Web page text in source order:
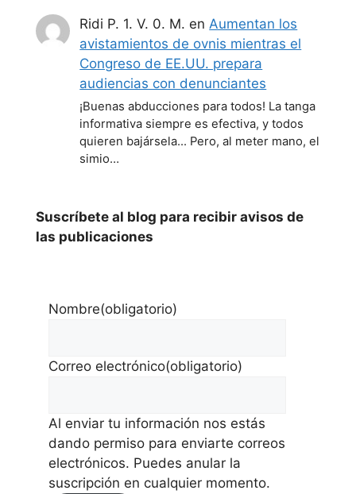
Ridi P. 1. V. 0. M. en Aumentan los
avistamientos de ovnis mientras el
Congreso de EE.UU. prepara
audiencias con denunciantes
¡Buenas abducciones para todos! La tanga
informativa siempre es efectiva, y todos
quieren bajársela... Pero, al meter mano, el
simio…
Suscríbete al blog para recibir avisos de
las publicaciones
Nombre(obligatorio)
Correo electrónico(obligatorio)
Al enviar tu información nos estás
dando permiso para enviarte correos
electrónicos. Puedes anular la
suscripción en cualquier momento.